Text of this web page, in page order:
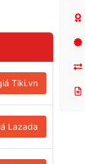
Tiki.vn
Lazada